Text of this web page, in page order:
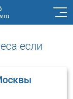
если